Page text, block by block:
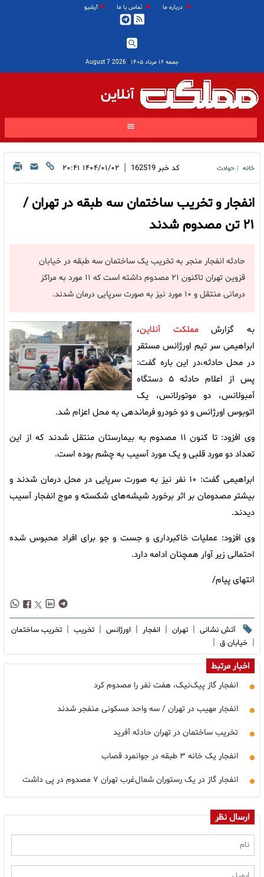
درباره ما تماس با ما آرشیو
جمعه ۱۶ مرداد ۱۴۰۵ |
2026 August 7
آنلاین
خانه حوادث کد خبر 162519
| ۱۴۰۴/۰۱/۰۲ ۲۰:۴۱
انفجار و تخریب ساختمان سه طبقه در تهران /
۲۱ تن مصدوم شدند
حادثه انفجار منجر به تخریب یک ساختمان سه طبقه در خیابان
قزوین تهران تاکنون ۲۱ مصدوم داشته است که ۱۱ مورد به مراکز
درمانی منتقل و ۱۰ مورد نیز به صورت سرپایی درمان شدند.
به گزارشمملکت آنلاین،
ابراهیمی سر تیم اورژانس مستقر
در محل حادثه،در این باره گفت:
پس از اعلام حادثه ۵ دستگاه
آمبولانس، دو موتورلانس، یک
اتوبوس اورژانس و دو خودرو فرماندهی به محل اعزام شد.
وی افزود: تا کنون ۱۱ مصدوم به بیمارستان منتقل شدند که از این
تعداد دو مورد قلبی و یک مورد آسیب به چشم بوده است.
ابراهیمی گفت: ۱۰ نفر نیز به صورت سرپایی در محل درمان شدند و
بیشتر مصدومان بر اثر برخورد شیشه‌های شکسته و موج انفجار آسیب
دیدند.
وی افزود: عملیات خاکبرداری و جست و جو برای افراد محبوس شده
احتمالی زیر آوار همچنان ادامه دارد.
انتهای پیام/
آتش نشانی | تهران | انفجار | اورژانس | تخریب | تخریب ساختمان
| خیابان ق |
اخبار مرتبط
انفجار گاز پیک‌نیک، هفت نفر را مصدوم کرد
انفجار مهیب در تهران / سه واحد مسکونی منفجر شدند
تخریب ساختمان در تهران حادثه آفرید
انفجار یک خانه ۳ طبقه در جوانمرد قصاب
انفجار گاز در یک رستوران شمال‌غرب تهران ۷ مصدوم در پی داشت
ارسال نظر